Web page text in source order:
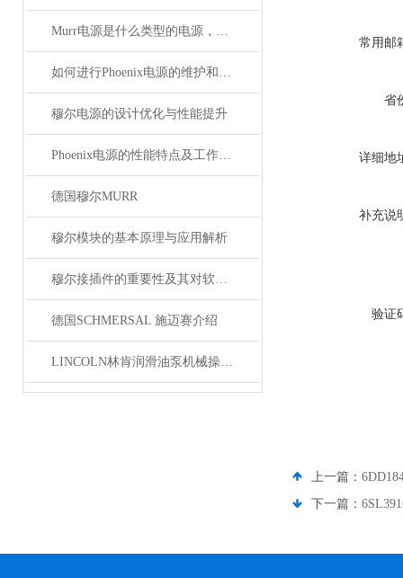
Murr电源是什么类型的电源，主要用于哪些领域？
如何进行Phoenix电源的维护和保养？
穆尔电源的设计优化与性能提升
Phoenix电源的性能特点及工作温度分析
德国穆尔MURR
穆尔模块的基本原理与应用解析
穆尔接插件的重要性及其对软件开发的影响
德国SCHMERSAL 施迈赛介绍
LINCOLN林肯润滑油泵机械操作原理
常用邮
省
详细地
补充说
验证
上一篇：
下一篇：